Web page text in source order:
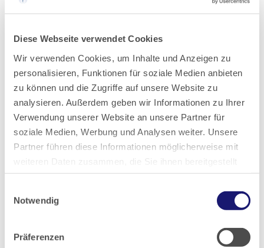
Diese Webseite verwendet Cookies
Wir verwenden Cookies, um Inhalte und Anzeigen zu
personalisieren, Funktionen für soziale Medien anbieten
zu können und die Zugriffe auf unsere Website zu
analysieren. Außerdem geben wir Informationen zu Ihrer
Verwendung unserer Website an unsere Partner für
soziale Medien, Werbung und Analysen weiter. Unsere
Partner führen diese Informationen möglicherweise mit
haben oder die sie im Rahmen Ihrer Nutzung der Dienste
Notwendig
Präferenzen
2021
2020
2019
2018
2017